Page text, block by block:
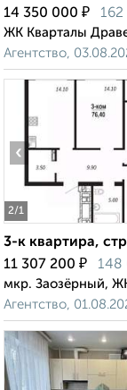
14 350 000 ₽
ЖК Кварталы
Агентство,
2/1
‹
3-к квартира,
11 307 200 ₽ 148
мкр. Заозёрный,
Агентство,